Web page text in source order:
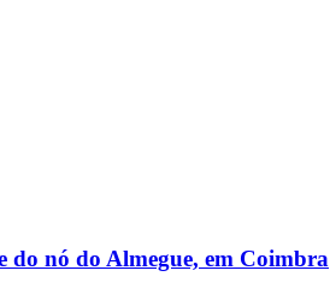
do nó do Almegue, em Coimbra